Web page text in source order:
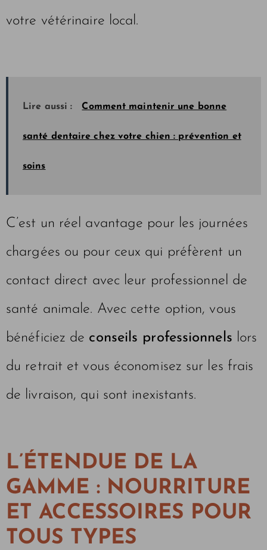
votre vétérinaire local.
Lire aussi : Comment maintenir une bonne
santé dentaire chez votre chien : prévention et
soins
C’est un réel avantage pour les journées
chargées ou pour ceux qui préfèrent un
contact direct avec leur professionnel de
santé animale. Avec cette option, vous
bénéficiez de conseils professionnels lors
du retrait et vous économisez sur les frais
de livraison, qui sont inexistants.
L’ÉTENDUE DE LA
GAMME : NOURRITURE
ET ACCESSOIRES POUR
TOUS TYPES